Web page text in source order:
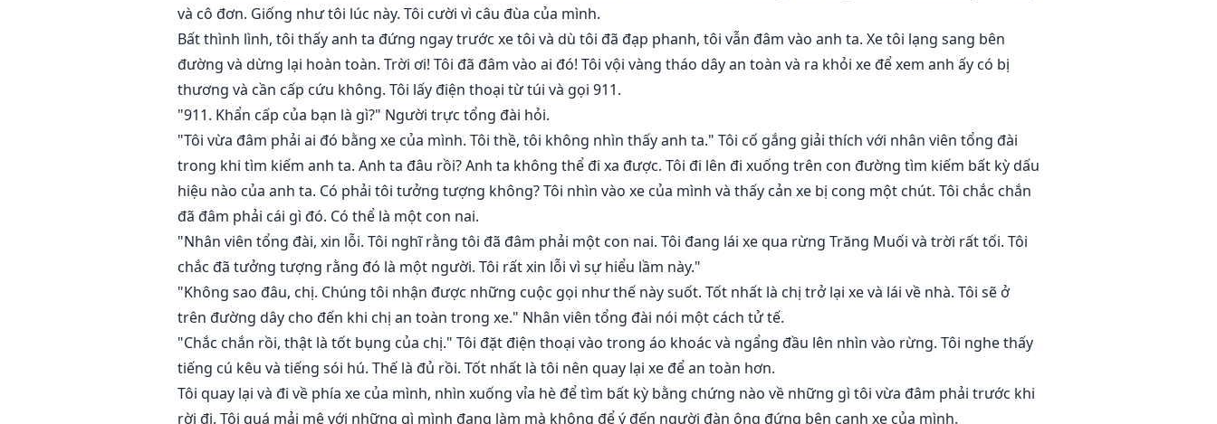
và cô đơn. Giống như tôi lúc này. Tôi cười vì câu đùa của mình.
Bất thình lình, tôi thấy anh ta đứng ngay trước xe tôi và dù tôi đã đạp phanh, tôi vẫn đâm vào anh ta. Xe tôi lạng sang bên
đường và dừng lại hoàn toàn. Trời ơi! Tôi đã đâm vào ai đó! Tôi vội vàng tháo dây an toàn và ra khỏi xe để xem anh ấy có bị
thương và cần cấp cứu không. Tôi lấy điện thoại từ túi và gọi 911.
"911. Khẩn cấp của bạn là gì?" Người trực tổng đài hỏi.
"Tôi vừa đâm phải ai đó bằng xe của mình. Tôi thề, tôi không nhìn thấy anh ta." Tôi cố gắng giải thích với nhân viên tổng đài
trong khi tìm kiếm anh ta. Anh ta đâu rồi? Anh ta không thể đi xa được. Tôi đi lên đi xuống trên con đường tìm kiếm bất kỳ dấu
hiệu nào của anh ta. Có phải tôi tưởng tượng không? Tôi nhìn vào xe của mình và thấy cản xe bị cong một chút. Tôi chắc chắn
đã đâm phải cái gì đó. Có thể là một con nai.
"Nhân viên tổng đài, xin lỗi. Tôi nghĩ rằng tôi đã đâm phải một con nai. Tôi đang lái xe qua rừng Trăng Muối và trời rất tối. Tôi
chắc đã tưởng tượng rằng đó là một người. Tôi rất xin lỗi vì sự hiểu lầm này."
"Không sao đâu, chị. Chúng tôi nhận được những cuộc gọi như thế này suốt. Tốt nhất là chị trở lại xe và lái về nhà. Tôi sẽ ở
trên đường dây cho đến khi chị an toàn trong xe." Nhân viên tổng đài nói một cách tử tế.
"Chắc chắn rồi, thật là tốt bụng của chị." Tôi đặt điện thoại vào trong áo khoác và ngẩng đầu lên nhìn vào rừng. Tôi nghe thấy
tiếng cú kêu và tiếng sói hú. Thế là đủ rồi. Tốt nhất là tôi nên quay lại xe để an toàn hơn.
Tôi quay lại và đi về phía xe của mình, nhìn xuống vỉa hè để tìm bất kỳ bằng chứng nào về những gì tôi vừa đâm phải trước khi
rời đi. Tôi quá mải mê với những gì mình đang làm mà không để ý đến người đàn ông đứng bên cạnh xe của mình.